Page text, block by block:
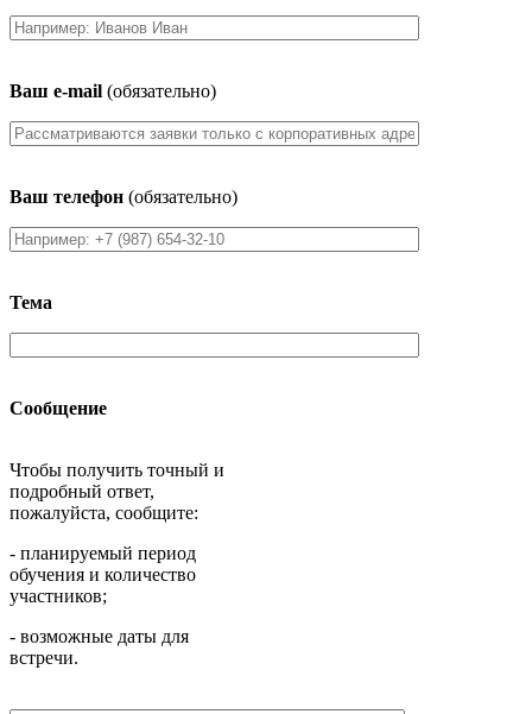
Ваш e-mail (обязательно)
Ваш телефон (обязательно)
Тема
Сообщение
Чтобы получить точный и
подробный ответ,
пожалуйста, сообщите:
- планируемый период
обучения и количество
участников;
- возможные даты для
встречи.